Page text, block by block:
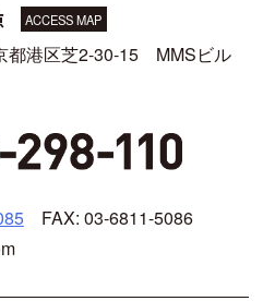
ACCESS MAP
港区芝2-30-15 MMSビル
FAX: 03-6811-5086